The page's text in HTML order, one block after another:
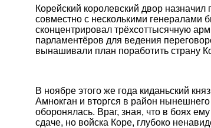
Корейский королевский двор
совместно с несколькими генералами
сконцентрировал трёхсоттысячную
парламентёров для ведения
вынашивали план поработить страну
В ноябре этого же года киданьский
Амнокган и вторгся в район
оборонялась. Враг, зная, что в боях
сдаче, но войска Коре, глубоко